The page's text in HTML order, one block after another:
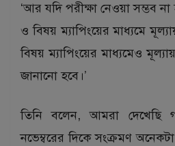
‘আর যদি পরীক্ষা নেওয়া সম্ভব
ও বিষয় ম্যাপিংয়ের মাধ্যমে
বিষয় ম্যাপিংয়ের মাধ্যমেও
জানানো হবে।’
তিনি বলেন, আমরা দেখেছি
নভেম্বরের দিকে সংক্রমণ